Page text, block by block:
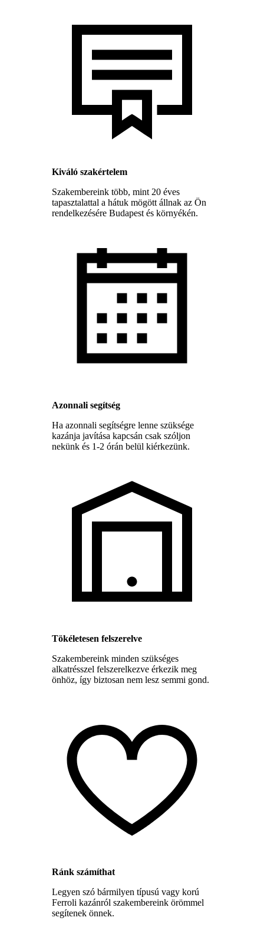
Kiváló szakértelem
Szakembereink több, mint 20 éves
tapasztalattal a hátuk mögött állnak az Ön
rendelkezésére Budapest és környékén.
Azonnali segítség
Ha azonnali segítségre lenne szüksége
kazánja javítása kapcsán csak szóljon
nekünk és 1-2 órán belül kiérkezünk.
Tökéletesen felszerelve
Szakembereink minden szükséges
alkatrésszel felszerelkezve érkezik meg
önhöz, így biztosan nem lesz semmi gond.
Ránk számíthat
Legyen szó bármilyen típusú vagy korú
Ferroli kazánról szakembereink örömmel
segítenek önnek.